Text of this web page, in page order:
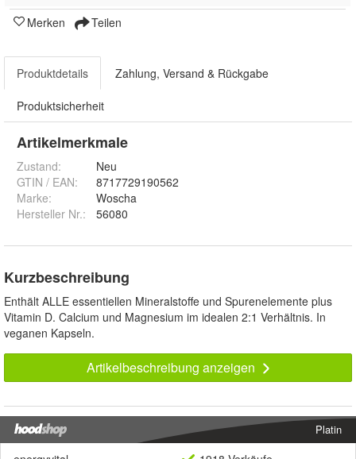
Merken Teilen
Produktdetails Zahlung, Versand & Rückgabe
Produktsicherheit
Artikelmerkmale
Zustand:
Neu
GTIN / EAN:
8717729190562
Marke:
Woscha
Hersteller Nr.:
56080
Kurzbeschreibung
Enthält ALLE essentiellen Mineralstoffe und Spurenelemente plus
Vitamin D. Calcium und Magnesium im idealen 2:1 Verhältnis. In
veganen Kapseln.
Artikelbeschreibung anzeigen
Platin